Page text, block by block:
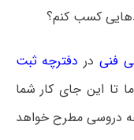
کسب کنم؟
فنی در دفترچه ثبت
تا این جای کار شما
دروسی مطرح خواهد